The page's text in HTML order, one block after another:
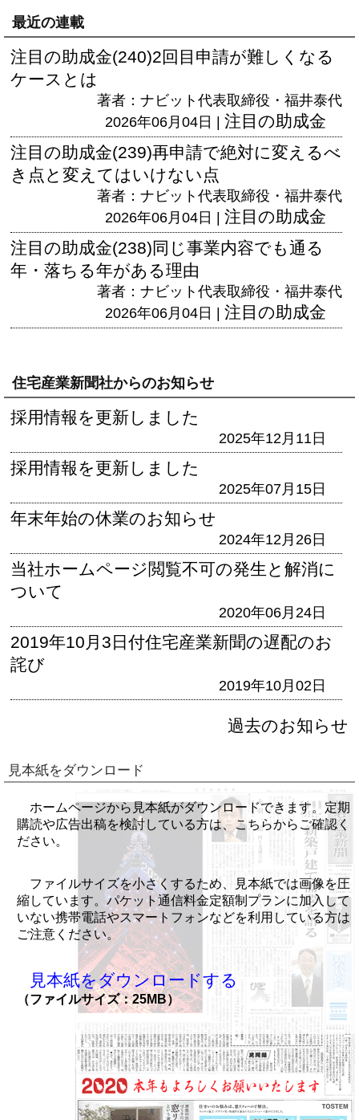
最近の連載
注目の助成金(240)2回目申請が難しくなる
ケースとは
著者：ナビット代表取締役・福井泰代
2026年06月04日 | 注目の助成金
注目の助成金(239)再申請で絶対に変えるべ
き点と変えてはいけない点
著者：ナビット代表取締役・福井泰代
2026年06月04日 | 注目の助成金
注目の助成金(238)同じ事業内容でも通る
年・落ちる年がある理由
著者：ナビット代表取締役・福井泰代
2026年06月04日 | 注目の助成金
住宅産業新聞社からのお知らせ
採用情報を更新しました
2025年12月11日
採用情報を更新しました
2025年07月15日
年末年始の休業のお知らせ
2024年12月26日
当社ホームページ閲覧不可の発生と解消に
ついて
2020年06月24日
2019年10月3日付住宅産業新聞の遅配のお
詫び
2019年10月02日
過去のお知らせ
見本紙をダウンロード
ホームページから見本紙がダウンロードできます。定期
購読や広告出稿を検討している方は、こちらからご確認く
ださい。
ファイルサイズを小さくするため、見本紙では画像を圧
縮しています。パケット通信料金定額制プランに加入して
いない携帯電話やスマートフォンなどを利用している方は
ご注意ください。
見本紙をダウンロードする
（ファイルサイズ：25MB）